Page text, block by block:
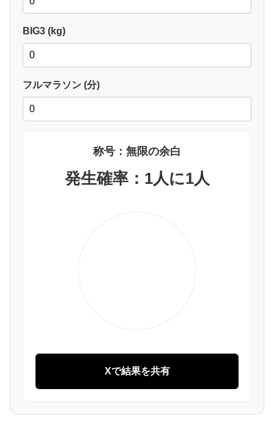
BIG3 (kg)
フルマラソン (分)
称号：無限の余白
発生確率：1人に1人
Xで結果を共有